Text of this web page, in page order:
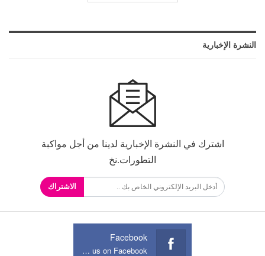
النشرة الإخبارية
اشترك في النشرة الإخبارية لدينا من أجل مواكبة
التطورات.نخ
الاشتراك
Facebook
Join us on Facebook